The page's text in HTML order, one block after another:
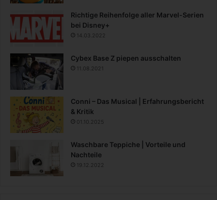
Richtige Reihenfolge aller Marvel-Serien
bei Disney+
14.03.2022
Cybex Base Z piepen ausschalten
11.08.2021
Conni – Das Musical | Erfahrungsbericht
& Kritik
01.10.2025
Waschbare Teppiche | Vorteile und
Nachteile
19.12.2022